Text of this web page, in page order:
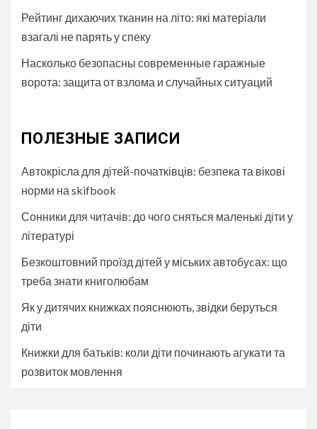
Рейтинг дихаючих тканин на літо: які матеріали
взагалі не парять у спеку
Насколько безопасны современные гаражные
ворота: защита от взлома и случайных ситуаций
ПОЛЕЗНЫЕ ЗАПИСИ
Автокрісла для дітей-початківців: безпека та вікові
норми на skifbook
Сонники для читачів: до чого сняться маленькі діти у
літературі
Безкоштовний проїзд дітей у міських автобуcах: що
треба знати книголюбам
Як у дитячих книжках пояснюють, звідки беруться
діти
Книжки для батьків: коли діти починають агукати та
розвиток мовлення